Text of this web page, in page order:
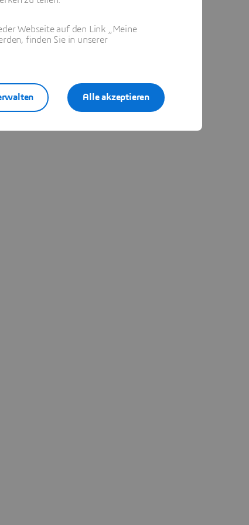
Webseite auf den Link „Meine
finden Sie in unserer
Alle akzeptieren